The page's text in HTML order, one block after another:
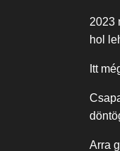
2023
hol
Itt
Arra